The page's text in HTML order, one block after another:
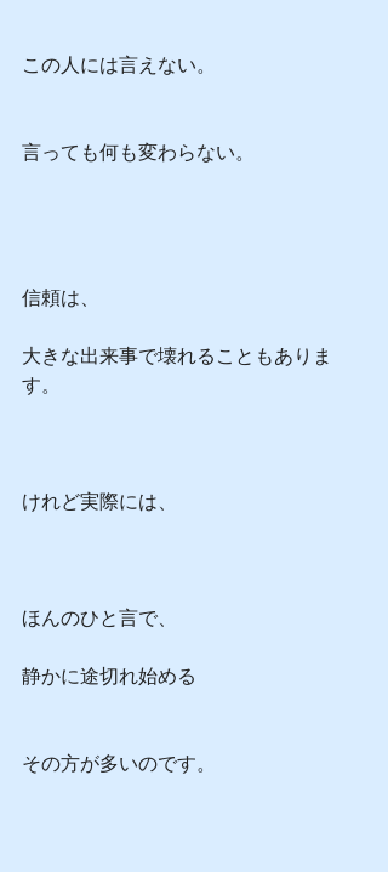
この人には言えない。
言っても何も変わらない。
信頼は、
大きな出来事で壊れることもありま
す。
けれど実際には、
ほんのひと言で、
静かに途切れ始める
その方が多いのです。